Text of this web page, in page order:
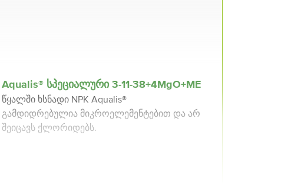
Aqualis® სპეციალური 3-11-38+4MgO+ME
წყალში ხსნადი NPK Aqualis®
გამდიდრებულია მიკროელემენტებით და არ
შეიცავს ქლორიდებს.